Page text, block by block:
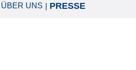
ÜBER UNS PRESSE